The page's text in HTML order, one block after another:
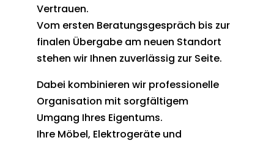
Vertrauen.
Vom ersten Beratungsgespräch bis zur
finalen Übergabe am neuen Standort
stehen wir Ihnen zuverlässig zur Seite.
Dabei kombinieren wir professionelle
Organisation mit sorgfältigem
Umgang Ihres Eigentums.
Ihre Möbel, Elektrogeräte und